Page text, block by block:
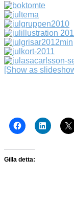
[Show as
Gilla detta: